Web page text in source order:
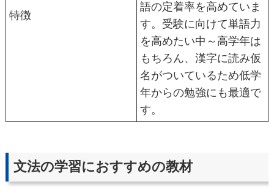
特徴
語の定着率を高めていま
す。受験に向けて単語力
を高めたい中～高学年は
もちろん、漢字に読み仮
名がついているため低学
年からの勉強にも最適で
す。
文法の学習におすすめの教材